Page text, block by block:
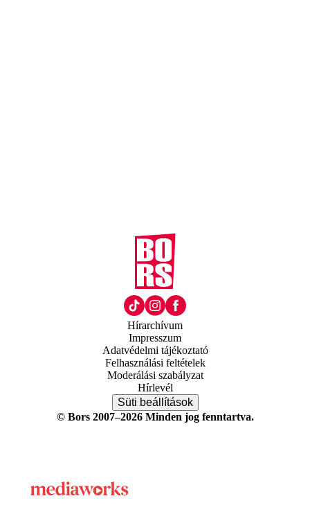
Hírarchívum
Impresszum
Adatvédelmi tájékoztató
Felhasználási feltételek
Moderálási szabályzat
Hírlevél
Süti beállítások
© Bors 2007–2026 Minden jog fenntartva.